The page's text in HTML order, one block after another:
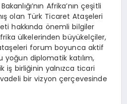
Afrika’nın çeşitli
olan Türk Ticaret Ataşeleri
hakkında önemli bilgiler
ülkelerinden büyükelçiler,
forum boyunca aktif
yoğun diplomatik katılım,
iş birliğinin yalnızca ticari
bir vizyon çerçevesinde